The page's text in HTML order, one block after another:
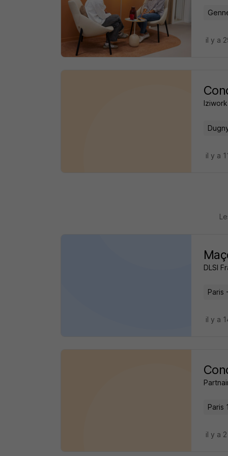
il y a
Iziwork
il y a
DLSI
Paris
il y a
Paris
il y a